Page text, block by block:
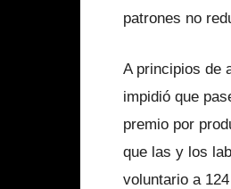
patrones no
A principios de
impidió que
premio por
que las y los
voluntario a